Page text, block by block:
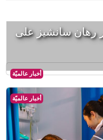
أخبار عالميّة
رهان سانشيز على
أخبار عالميّة